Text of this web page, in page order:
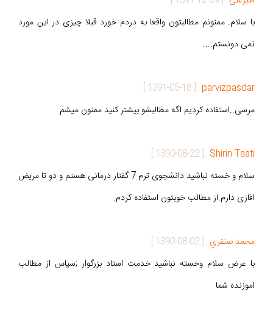
با سلام. ممنونم مطالبتون واقعا به دردم خورد قبلا چیزی در این مورد
نمی دونستم....
parvizpasdar
[
1391-05-18
]
مرسی..استفاده کردیم اگه مطالبشو بیشتر کنید ممنون میشم
Shirin Taati
[
1390-08-22
]
سلام و خسته نباشید دانشجوی ترم 7 گفتار درمانی هستم و دو تا مریض
افازی دارم.از مطالب خوبتون استفاده کردم.
محمد صنقري [
1390-08-02
]
با عرض سلام وخسته نباشيد خدمت استاد بزرگوار ;سپاس از مطالب
اموزنده شما